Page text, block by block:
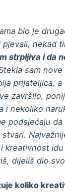
bio je
nekad
strpljiva i da
sam nove
prijateljica,
završilo,
i nekoliko
podsjećaju da
kreativnost
dijeliš dio
koliko